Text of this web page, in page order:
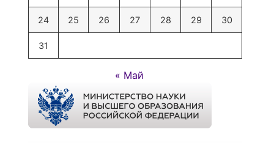
24 25 26 27 28 29 30
31
« Май